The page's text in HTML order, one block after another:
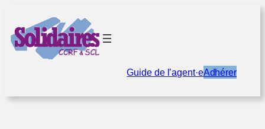
contenu
Guide de l’agent·eAdhérer